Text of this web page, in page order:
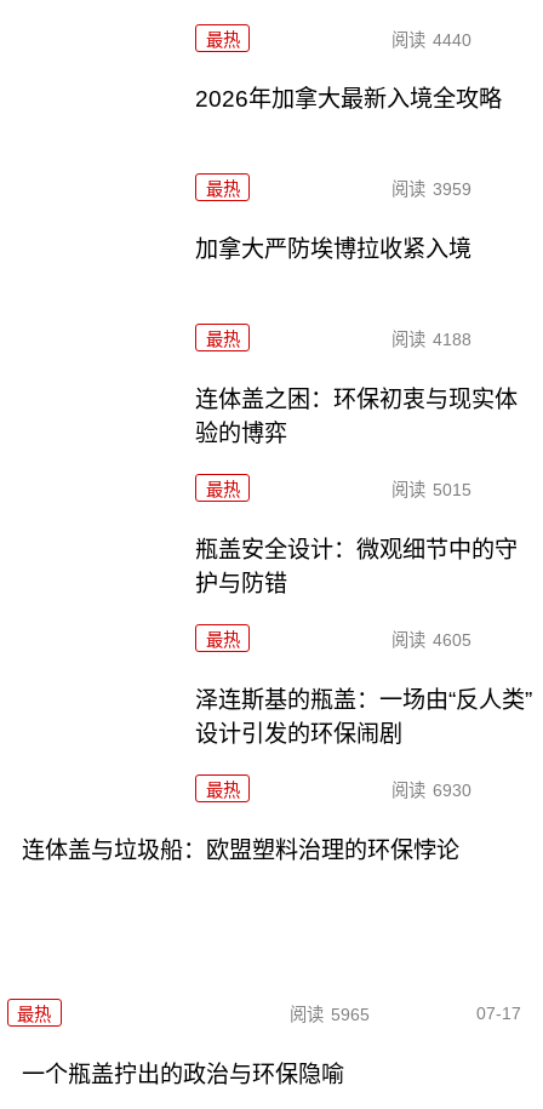
最热 阅读 4440
2026年加拿大最新入境全攻略
最热 阅读 3959
加拿大严防埃博拉收紧入境
最热 阅读 4188
连体盖之困：环保初衷与现实体
验的博弈
最热 阅读 5015
瓶盖安全设计：微观细节中的守
护与防错
最热 阅读 4605
泽连斯基的瓶盖：一场由“反人类”
设计引发的环保闹剧
最热 阅读 6930
连体盖与垃圾船：欧盟塑料治理的环保悖论
最热 阅读 5965 07-17
一个瓶盖拧出的政治与环保隐喻